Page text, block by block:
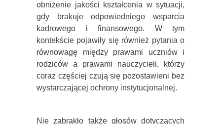
obniżenie jakości kształcenia w sytuacji,
gdy brakuje odpowiedniego wsparcia
kadrowego i finansowego. W tym
kontekście pojawiły się również pytania o
równowagę między prawami uczniów i
rodziców a prawami nauczycieli, którzy
coraz częściej czują się pozostawieni bez
wystarczającej ochrony instytucjonalnej.
Nie zabrakło także głosów dotyczących